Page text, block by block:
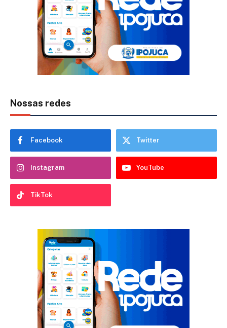
Nossas redes
Facebook Twitter
Instagram YouTube
TikTok